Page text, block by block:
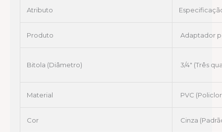
Atributo
Produto Adaptador
Bitola (Diâmetro) 3/4″ (Três
Material PVC
Cor Cinza